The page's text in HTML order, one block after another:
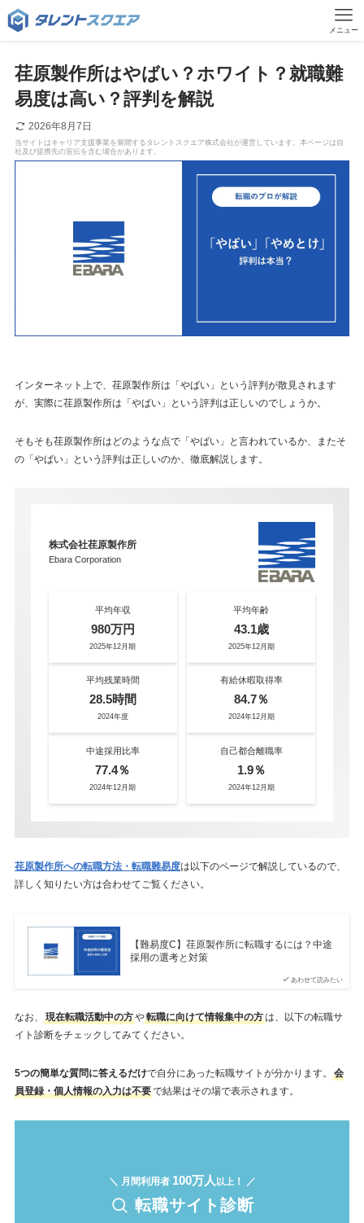
メニュー
荏原製作所はやばい？ホワイト？就職難
易度は高い？評判を解説
2026年8月7日
インターネット上で、荏原製作所は「やばい」という評判が散見されます
が、実際に荏原製作所は「やばい」という評判は正しいのでしょうか。
そもそも荏原製作所はどのような点で「やばい」と言われているか、またそ
の「やばい」という評判は正しいのか、徹底解説します。
株式会社荏原製作所
Ebara Corporation
平均年収
980万円
2025年12月期
平均年齢
43.1歳
2025年12月期
平均残業時間
28.5時間
2024年度
有給休暇取得率
84.7％
2024年12月期
中途採用比率
77.4％
2024年12月期
自己都合離職率
1.9％
2024年12月期
荏原製作所への転職方法・転職難易度は以下のページで解説しているので、
詳しく知りたい方は合わせてご覧ください。
あわせて読みたい
【難易度C】荏原製作所に転職するには？中途
採用の選考と対策
なお、 現在転職活動中の方や転職に向けて情報集中の方は、以下の転職サ
イト診断をチェックしてみてください。
5つの簡単な質問に答えるだけで自分にあった転職サイトが分かります。
会
員登録・個人情報の入力は不要で結果はその場で表示されます。
＼ 月間利用者 100万人 以上！ ／
転職サイト診断